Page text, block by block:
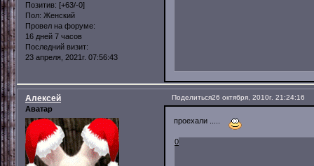
Позитив: [+63/-0]
Пол: Женский
Провел на форуме:
16 дней 7 часов
Последний визит:
23 апреля, 2021г. 07:56:43
Поделиться26 октября, 2010г. 21:24:16
Алексей
Аватар
проехали .....
0